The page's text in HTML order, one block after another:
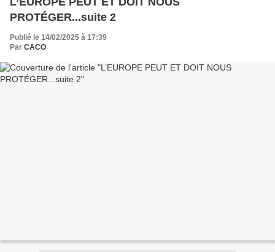
PROTÉGER...suite 2
Publié le 14/02/2025 à 17:39
Par CACO